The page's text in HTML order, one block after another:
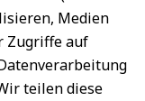
Medien
Zugriffe auf
teilen diese